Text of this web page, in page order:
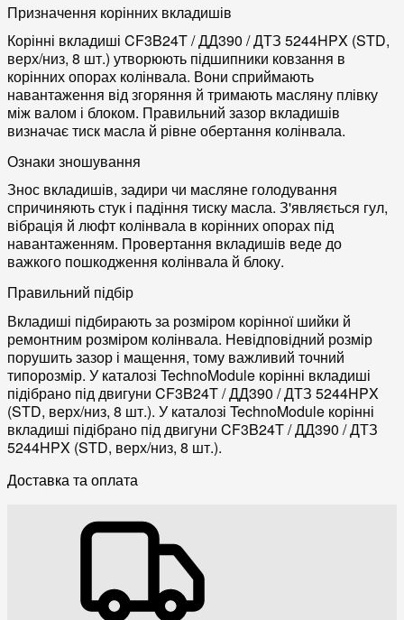
Призначення корінних вкладишів
Корінні вкладиші CF3B24T / ДД390 / ДТЗ 5244HPX (STD,
верх/низ, 8 шт.) утворюють підшипники ковзання в
корінних опорах колінвала. Вони сприймають
навантаження від згоряння й тримають масляну плівку
між валом і блоком. Правильний зазор вкладишів
визначає тиск масла й рівне обертання колінвала.
Ознаки зношування
Знос вкладишів, задири чи масляне голодування
спричиняють стук і падіння тиску масла. З'являється гул,
вібрація й люфт колінвала в корінних опорах під
навантаженням. Провертання вкладишів веде до
важкого пошкодження колінвала й блоку.
Правильний підбір
Вкладиші підбирають за розміром корінної шийки й
ремонтним розміром колінвала. Невідповідний розмір
порушить зазор і мащення, тому важливий точний
типорозмір. У каталозі TechnoModule корінні вкладиші
підібрано під двигуни CF3B24T / ДД390 / ДТЗ 5244HPX
(STD, верх/низ, 8 шт.). У каталозі TechnoModule корінні
вкладиші підібрано під двигуни CF3B24T / ДД390 / ДТЗ
5244HPX (STD, верх/низ, 8 шт.).
Доставка та оплата